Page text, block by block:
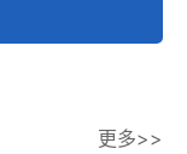
更多>>